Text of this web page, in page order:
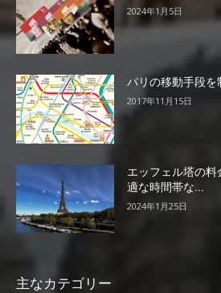
2024年1月5日
パリの移動手段を
2017年11月15日
エッフェル塔の
適な時間帯な...
2024年1月25日
主なカテゴリー